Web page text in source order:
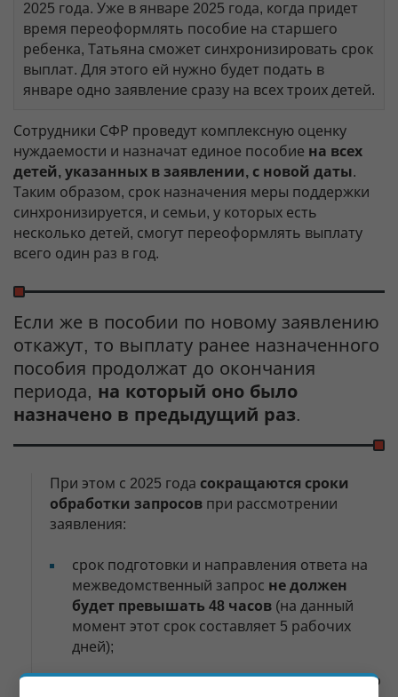
2025 года. Уже в январе 2025 года, когда придет
время переоформлять пособие на старшего
ребенка, Татьяна сможет синхронизировать срок
выплат. Для этого ей нужно будет подать в
январе одно заявление сразу на всех троих детей.
Сотрудники СФР проведут комплексную оценку
нуждаемости и назначат единое пособие на всех
детей, указанных в заявлении, с новой даты.
Таким образом, срок назначения меры поддержки
синхронизируется, и семьи, у которых есть
несколько детей, смогут переоформлять выплату
всего один раз в год.
Если же в пособии по новому заявлению
откажут, то выплату ранее назначенного
пособия продолжат до окончания
периода, на который оно было
назначено в предыдущий раз.
При этом с 2025 года сокращаются сроки
обработки запросов при рассмотрении
заявления:
срок подготовки и направления ответа на
межведомственный запрос не должен
будет превышать 48 часов (на данный
момент этот срок составляет 5 рабочих
дней);
при необходимости заявителю будет нужно